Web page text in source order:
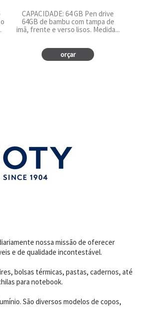
CAPACIDADE: 64 GB Pen drive
64GB de bambu com tampa de
imã, frente e verso lisos. Medida...
orçar
nossa missão de oferecer
e de qualidade incontestável.
bolsas térmicas, pastas, cadernos, até
para notebook.
São diversos modelos de copos,